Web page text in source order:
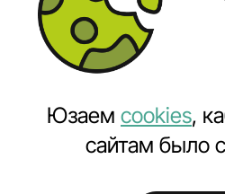
Юзаем cookies,
сайтам было